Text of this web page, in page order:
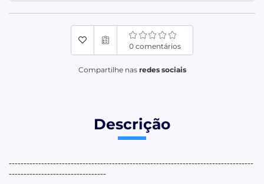
0 comentários
Compartilhe nas redes sociais
Descrição
-----------------------------------------------------------------------------------
---------------------------------